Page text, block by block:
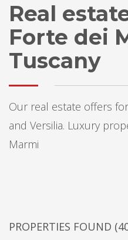
Real
Forte dei
Tuscany
Our real estate offers
and Versilia. Luxury
Marmi
PROPERTIES FOUND